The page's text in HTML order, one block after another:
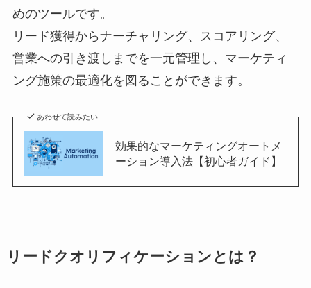
めのツールです。
リード獲得からナーチャリング、スコアリング、
営業への引き渡しまでを一元管理し、マーケティ
ング施策の最適化を図ることができます。
あわせて読みたい
効果的なマーケティングオートメ
ーション導入法【初心者ガイド】
リードクオリフィケーションとは？